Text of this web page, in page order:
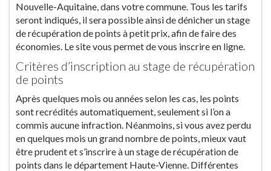
Nouvelle-Aquitaine, dans votre commune. Tous les tarifs
seront indiqués, il sera possible ainsi de dénicher un stage
de récupération de points à petit prix, afin de faire des
économies. Le site vous permet de vous inscrire en ligne.
Critères d’inscription au stage de récupération
de points
Après quelques mois ou années selon les cas, les points
sont recrédités automatiquement, seulement si l’on a
commis aucune infraction. Néanmoins, si vous avez perdu
en quelques mois un grand nombre de points, mieux vaut
être prudent et s’inscrire à un stage de récupération de
points dans le département Haute-Vienne. Différentes